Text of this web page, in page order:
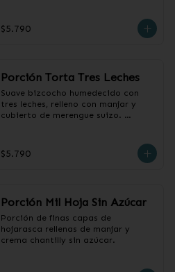
$5.790
Porción Torta Tres Leches
Suave bizcocho humedecido con
tres leches, relleno con manjar y
cubierto de merengue suizo.
$5.790
Porción Mil Hoja Sin Azúcar
Porción de finas capas de
hojarasca rellenas de manjar y
crema chantilly sin azúcar.